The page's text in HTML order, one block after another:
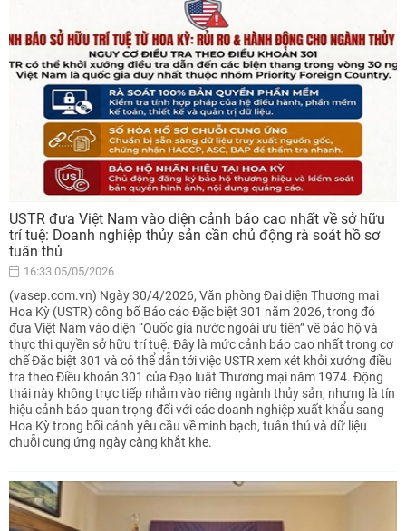
USTR đưa Việt Nam vào diện cảnh báo cao nhất về sở hữu
trí tuệ: Doanh nghiệp thủy sản cần chủ động rà soát hồ sơ
tuân thủ
16:33 05/05/2026
(vasep.com.vn) Ngày 30/4/2026, Văn phòng Đại diện Thương mại
Hoa Kỳ (USTR) công bố Báo cáo Đặc biệt 301 năm 2026, trong đó
đưa Việt Nam vào diện “Quốc gia nước ngoài ưu tiên” về bảo hộ và
thực thi quyền sở hữu trí tuệ. Đây là mức cảnh báo cao nhất trong cơ
chế Đặc biệt 301 và có thể dẫn tới việc USTR xem xét khởi xướng điều
tra theo Điều khoản 301 của Đạo luật Thương mại năm 1974. Động
thái này không trực tiếp nhắm vào riêng ngành thủy sản, nhưng là tín
hiệu cảnh báo quan trọng đối với các doanh nghiệp xuất khẩu sang
Hoa Kỳ trong bối cảnh yêu cầu về minh bạch, tuân thủ và dữ liệu
chuỗi cung ứng ngày càng khắt khe.